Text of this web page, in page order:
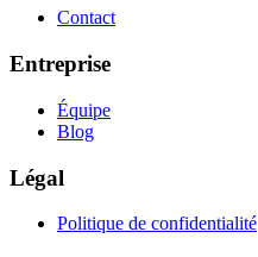
Contact
Entreprise
Équipe
Blog
Légal
Politique de confidentialité